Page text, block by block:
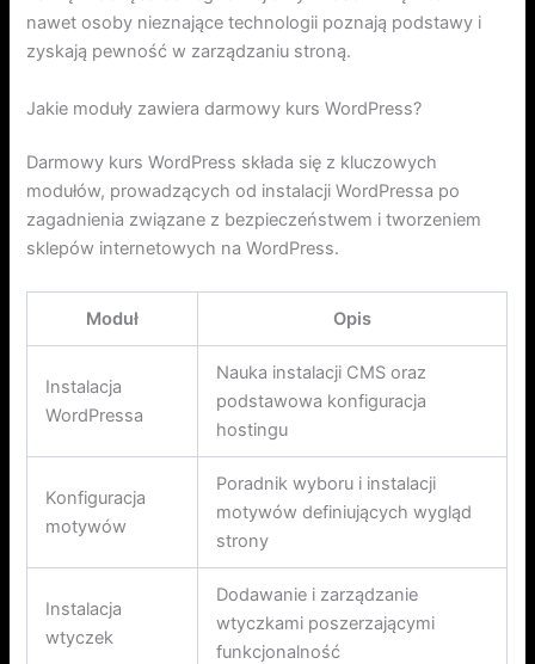
nawet osoby nieznające technologii poznają podstawy i
zyskają pewność w zarządzaniu stroną.
Jakie moduły zawiera darmowy kurs WordPress?
Darmowy kurs WordPress składa się z kluczowych
modułów, prowadzących od instalacji WordPressa po
zagadnienia związane z bezpieczeństwem i tworzeniem
sklepów internetowych na WordPress.
Moduł Opis
Instalacja
WordPressa
Nauka instalacji CMS oraz
podstawowa konfiguracja
hostingu
Konfiguracja
motywów
Poradnik wyboru i instalacji
motywów definiujących wygląd
strony
Instalacja
wtyczek
Dodawanie i zarządzanie
wtyczkami poszerzającymi
funkcjonalność